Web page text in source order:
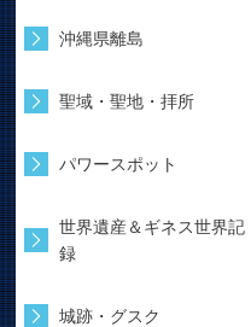
沖縄県離島
聖域・聖地・拝所
パワースポット
世界遺産＆ギネス世界記
録
城跡・グスク